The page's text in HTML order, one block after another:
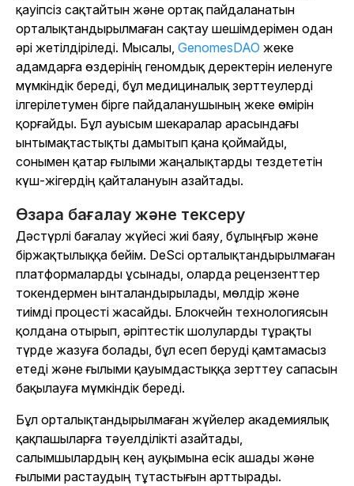
қауіпсіз сақтайтын және ортақ пайдаланатын
орталықтандырылмаған сақтау шешімдерімен одан
әрі жетілдіріледі. Мысалы, GenomesDAO жеке
адамдарға өздерінің геномдық деректерін иеленуге
мүмкіндік береді, бұл медициналық зерттеулерді
ілгерілетумен бірге пайдаланушының жеке өмірін
қорғайды. Бұл ауысым шекаралар арасындағы
ынтымақтастықты дамытып қана қоймайды,
сонымен қатар ғылыми жаңалықтарды тездететін
күш-жігердің қайталануын азайтады.
Өзара бағалау және тексеру
Дәстүрлі бағалау жүйесі жиі баяу, бұлыңғыр және
біржақтылыққа бейім. DeSci орталықтандырылмаған
платформаларды ұсынады, оларда рецензенттер
токендермен ынталандырылады, мөлдір және
тиімді процесті жасайды. Блокчейн технологиясын
қолдана отырып, әріптестік шолуларды тұрақты
түрде жазуға болады, бұл есеп беруді қамтамасыз
етеді және ғылыми қауымдастыққа зерттеу сапасын
бақылауға мүмкіндік береді.
Бұл орталықтандырылмаған жүйелер академиялық
қақпашыларға тәуелділікті азайтады,
салымшылардың кең ауқымына есік ашады және
ғылыми растаудың тұтастығын арттырады.